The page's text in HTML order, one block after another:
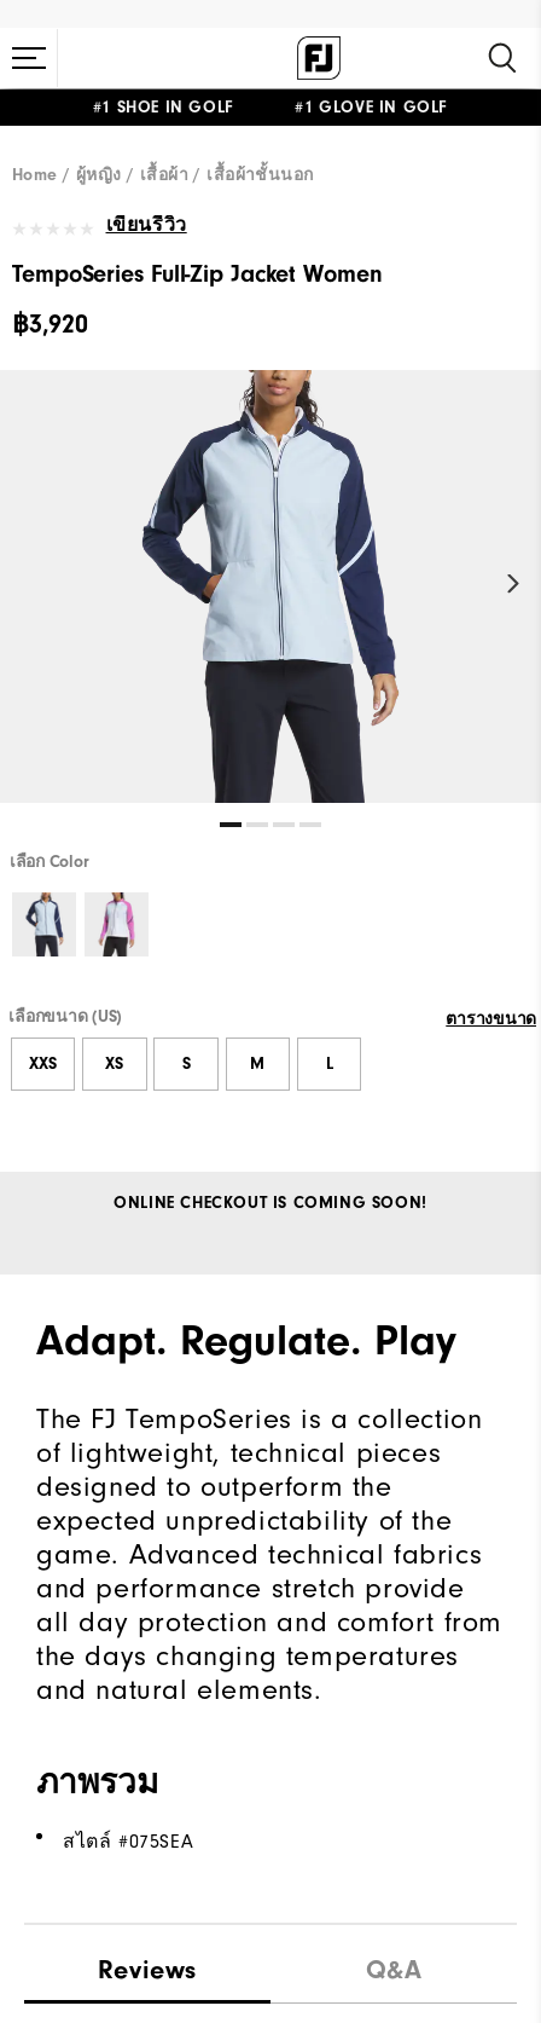
#1 SHOE IN GOLF #1 GLOVE IN GOLF
Home ผู้หญิง เสื้อผ้า เสื้อผ้าชั้นนอก
เขียนรีวิว
TempoSeries Full-Zip Jacket Women
฿3,920
เลือก Color
เลือกขนาด (US) ตารางขนาด
XXS XS S M L
ONLINE CHECKOUT IS COMING SOON!
Adapt. Regulate. Play
The FJ TempoSeries is a collection
of lightweight, technical pieces
designed to outperform the
expected unpredictability of the
game. Advanced technical fabrics
and performance stretch provide
all day protection and comfort from
the days changing temperatures
and natural elements.
ภาพรวม
สไตล์ #075SEA
Reviews Q&A